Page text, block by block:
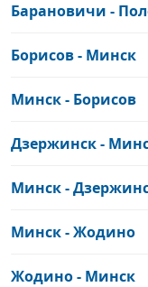
Барановичи -
Борисов - Минск
Минск - Борисов
Дзержинск -
Минск -
Минск - Жодино
Жодино - Минск